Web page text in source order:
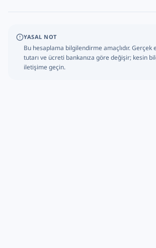
YASAL NOT
Bu hesaplama bilgilendirme amaçlıdır. Gerçek
tutarı ve ücreti bankanıza göre değişir; kesin
iletişime geçin.